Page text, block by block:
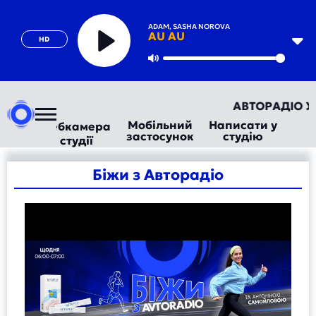
HD
ADAM, SASHA NOROVA
AU AU
Play
АВТОРАДІО
Вебкамера
студії
Мобільний
застосунок
Написати у
студію
Біжи з Авторадіо